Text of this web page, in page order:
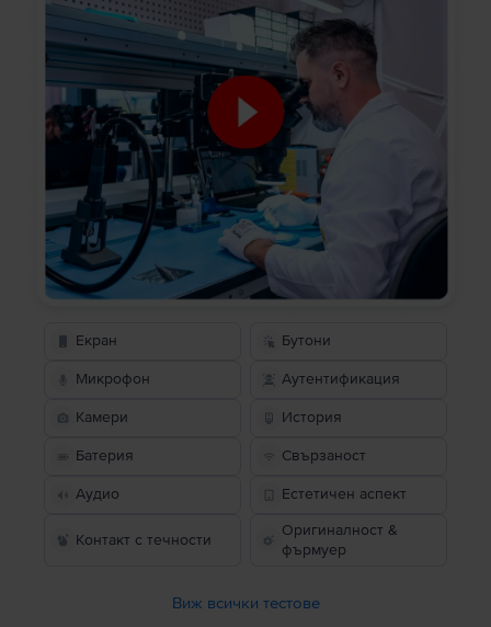
Екран Бутони
Микрофон Аутентификация
Камери История
Батерия Свързаност
Аудио Естетичен аспект
Контакт с течности
Оригиналност &
фърмуер
Виж всички тестове